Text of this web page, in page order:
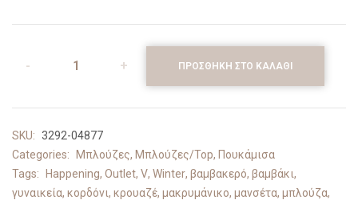
ΠΡΟΣΘΉΚΗ ΣΤΟ ΚΑΛΆΘΙ
SKU: 3292-04877
Categories:
Μπλούζες, Μπλούζες/Top, Πουκάμισα
Tags:
Happening, Outlet, V, Winter, βαμβακερό, βαμβάκι,
γυναικεία, κορδόνι, κρουαζέ, μακρυμάνικο, μανσέτα, μπλούζα,